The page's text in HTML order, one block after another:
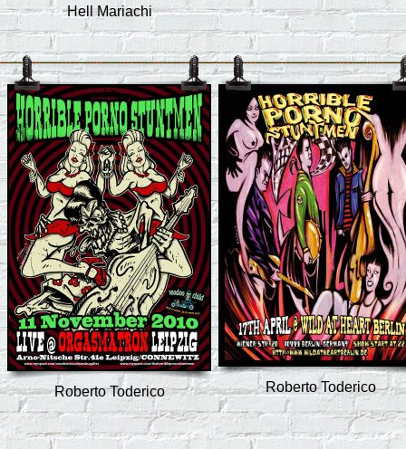
Hell Mariachi
Roberto Toderico Roberto Toderico